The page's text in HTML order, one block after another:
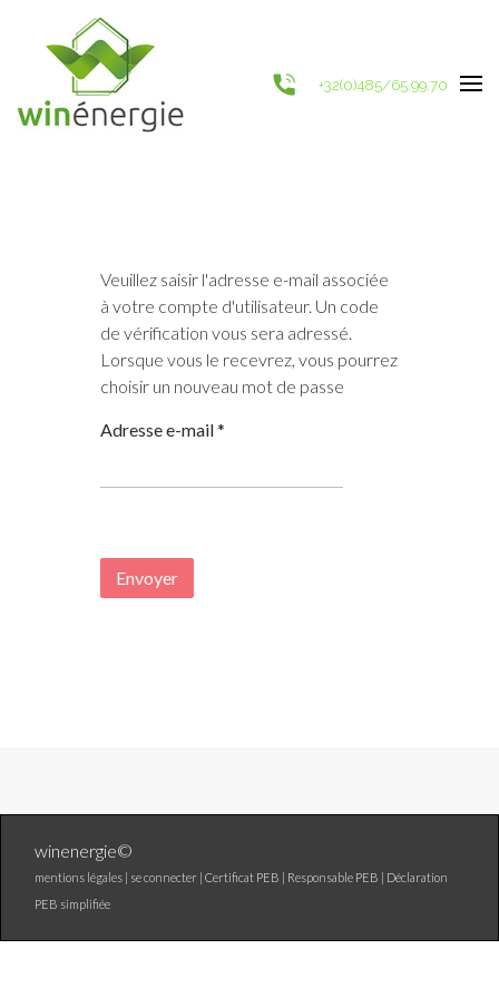
+32(0)485/65.99.70
Veuillez saisir l'adresse e-mail associée
à votre compte d'utilisateur. Un code
de vérification vous sera adressé.
Lorsque vous le recevrez, vous pourrez
choisir un nouveau mot de passe
Adresse e-mail*
Envoyer
winenergie©
mentions légales | se connecter Certificat PEB Responsable PEB
Déclaration
PEB simplifiée